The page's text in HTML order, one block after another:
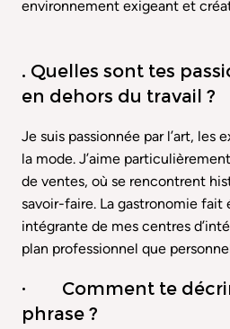
environnement exigeant et
. Quelles sont tes
en dehors du travail ?
Je suis passionnée par l’art, les
la mode. J’aime
de ventes, où se rencontrent
savoir-faire. La gastronomie fait
intégrante de mes centres
plan professionnel que
· Comment te
phrase ?